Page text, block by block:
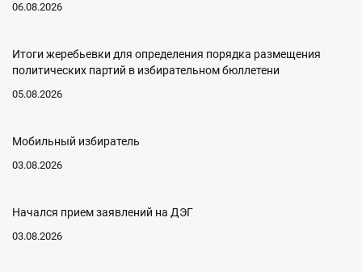
06.08.2026
Итоги жеребьевки для определения порядка размещения
политических партий в избирательном бюллетени
05.08.2026
Мобильный избиратель
03.08.2026
Начался прием заявлений на ДЭГ
03.08.2026